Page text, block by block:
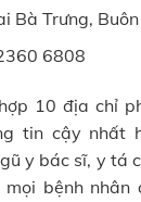
Bà Trưng,
6808
10 địa chỉ
tin cậy nhất
y bác sĩ, y tá
bệnh nhân